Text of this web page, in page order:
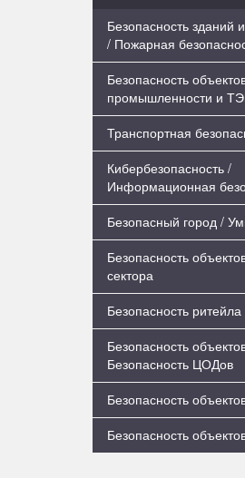
Безопасность зданий
/ Пожарная
Безопасность
промышленности и
Транспортная
Кибербезопасность /
Информационная
Безопасный город /
Безопасность
сектора
Безопасность ритейла
Безопасность
Безопасность ЦОДов
Безопасность
Безопасность